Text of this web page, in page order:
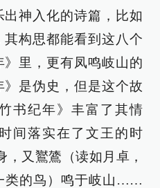
神入化的诗篇，比如
构思都能看到这八个
里，更有凤鸣岐山的
是伪史，但是这个故
书纪年》丰富了其情
间落实在了文王的时
，又鸑鷟（读如月卓，
类的鸟）鸣于岐山……